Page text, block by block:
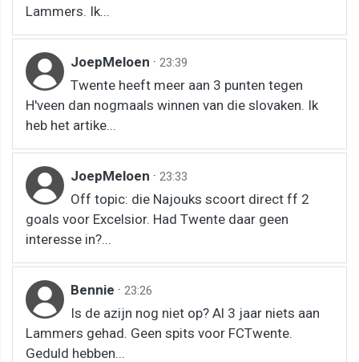
Lammers. Ik...
JoepMeloen · 23:39
Twente heeft meer aan 3 punten tegen
H'veen dan nogmaals winnen van die slovaken. Ik
heb het artike...
JoepMeloen · 23:33
Off topic: die Najouks scoort direct ff 2
goals voor Excelsior. Had Twente daar geen
interesse in?...
Bennie · 23:26
Is de azijn nog niet op? Al 3 jaar niets aan
Lammers gehad. Geen spits voor FCTwente.
Geduld hebben...